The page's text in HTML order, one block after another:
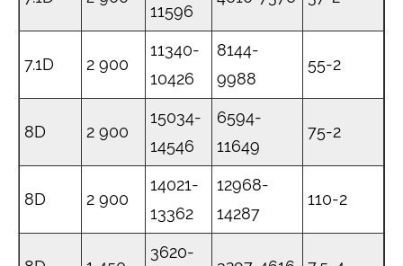
11596
7.1D 2 900
11340-
10426
8144-
9988
55-2
8D 2 900
15034-
14546
6594-
11649
75-2
8D 2 900
14021-
13362
12968-
14287
110-2
3620-